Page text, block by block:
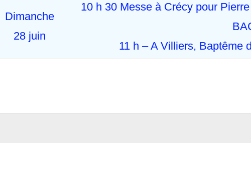
Dimanche
28 juin
10 h 30 Messe à Crécy pour
11 h – A Villiers, Baptême